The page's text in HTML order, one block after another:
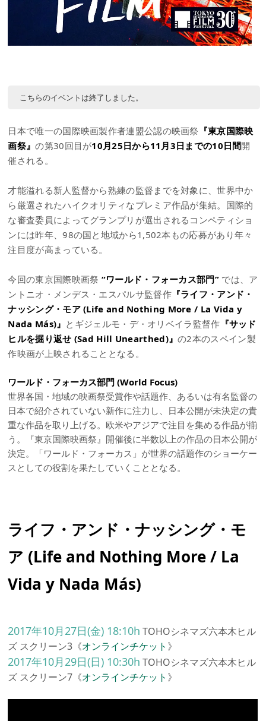
こちらのイベントは終了しました。
日本で唯一の国際映画製作者連盟公認の映画祭 『東京国際映
画祭』の第30回目が10月25日から11月3日までの10日間開
催される。
才能溢れる新人監督から熟練の監督までを対象に、世界中か
ら厳選されたハイクオリティなプレミア作品が集結。国際的
な審査委員によってグランプリが選出されるコンペティショ
ンには昨年、98の国と地域から1,502本もの応募があり年々
注目度が高まっている。
今回の東京国際映画祭 “ワールド・フォーカス部門”では、ア
ントニオ・メンデス・エスパルサ監督作『ライフ・アンド・
ナッシング・モア (Life and Nothing More / La Vida y
Nada Más)』 とギジェルモ・デ・オリベイラ監督作 『サッド
ヒルを掘り返せ (Sad Hill Unearthed)』の2本のスペイン製
作映画が上映されることとなる。
ワールド・フォーカス部門 (World Focus)
世界各国・地域の映画祭受賞作や話題作、あるいは有名監督の
日本で紹介されていない新作に注力し、日本公開が未決定の貴
重な作品を取り上げる。欧米やアジアで注目を集める作品が揃
う。『東京国際映画祭』開催後に半数以上の作品の日本公開が
決定。「ワールド・フォーカス」が世界の話題作のショーケー
スとしての役割を果たしていくこととなる。
ライフ・アンド・ナッシング・モ
ア (Life and Nothing More / La
Vida y Nada Más)
2017年10月27日(金) 18:10h TOHOシネマズ六本木ヒル
ズ スクリーン3《オンラインチケット 》
2017年10月29日(日) 10:30h TOHOシネマズ六本木ヒル
ズ スクリーン7《オンラインチケット 》